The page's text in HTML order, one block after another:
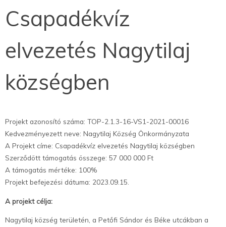
Csapadékvíz
elvezetés Nagytilaj
községben
Projekt azonosító száma: TOP-2.1.3-16-VS1-2021-00016
Kedvezményezett neve: Nagytilaj Község Önkormányzata
A Projekt címe: Csapadékvíz elvezetés Nagytilaj községben
Szerződött támogatás összege: 57 000 000 Ft
A támogatás mértéke: 100%
Projekt befejezési dátuma: 2023.09.15.
A projekt célja:
Nagytilaj község területén, a Petőfi Sándor és Béke utcákban a